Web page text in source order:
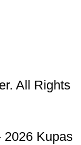
All Rights
2026 Kupas